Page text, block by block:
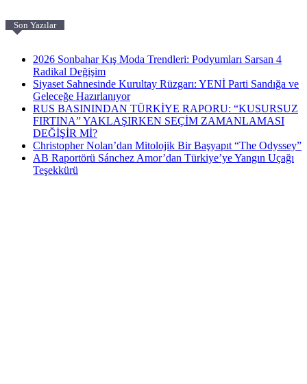
Son Yazılar
2026 Sonbahar Kış Moda Trendleri: Podyumları Sarsan 4
Radikal Değişim
Siyaset Sahnesinde Kurultay Rüzgarı: YENİ Parti Sandığa ve
Geleceğe Hazırlanıyor
RUS BASININDAN TÜRKİYE RAPORU: “KUSURSUZ
FIRTINA” YAKLAŞIRKEN SEÇİM ZAMANLAMASI
DEĞİŞİR Mİ?
Christopher Nolan’dan Mitolojik Bir Başyapıt “The Odyssey”
AB Raportörü Sánchez Amor’dan Türkiye’ye Yangın Uçağı
Teşekkürü